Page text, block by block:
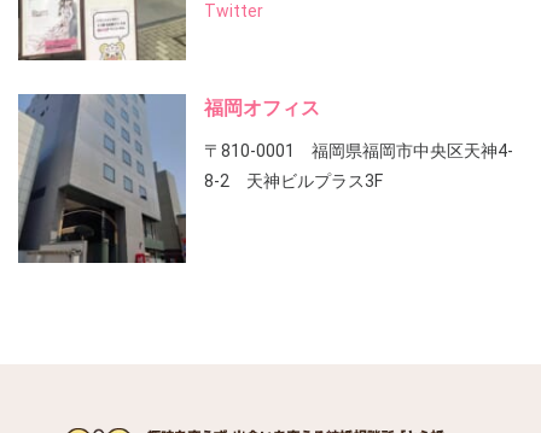
Twitter
福岡オフィス
〒810-0001 福岡県福岡市中央区天神4-
8-2 天神ビルプラス3F